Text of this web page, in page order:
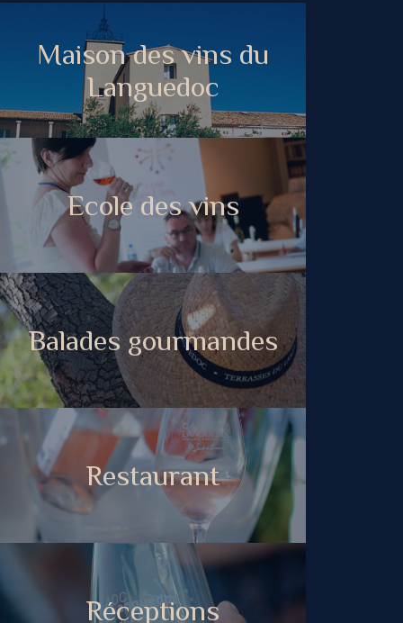
Maison des vins du
Languedoc
Ecole des vins
Balades gourmandes
Restaurant
Réceptions